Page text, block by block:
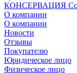
КОНСЕРВАЦИЯ
О компании
О компании
Новости
Отзывы
Покупателю
Юридическое лицо
Физическое лицо